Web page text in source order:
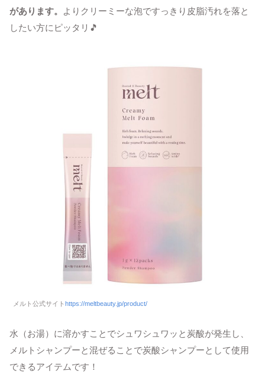
があります。
よりクリーミーな泡ですっきり皮脂汚れを落と
したい方にピッタリ🎵
メルト公式サイト https://meltbeauty.jp/product/
水（お湯）に溶かすことでシュワシュワッと炭酸が発生し、
メルトシャンプーと混ぜることで炭酸シャンプーとして使用
できるアイテムです！